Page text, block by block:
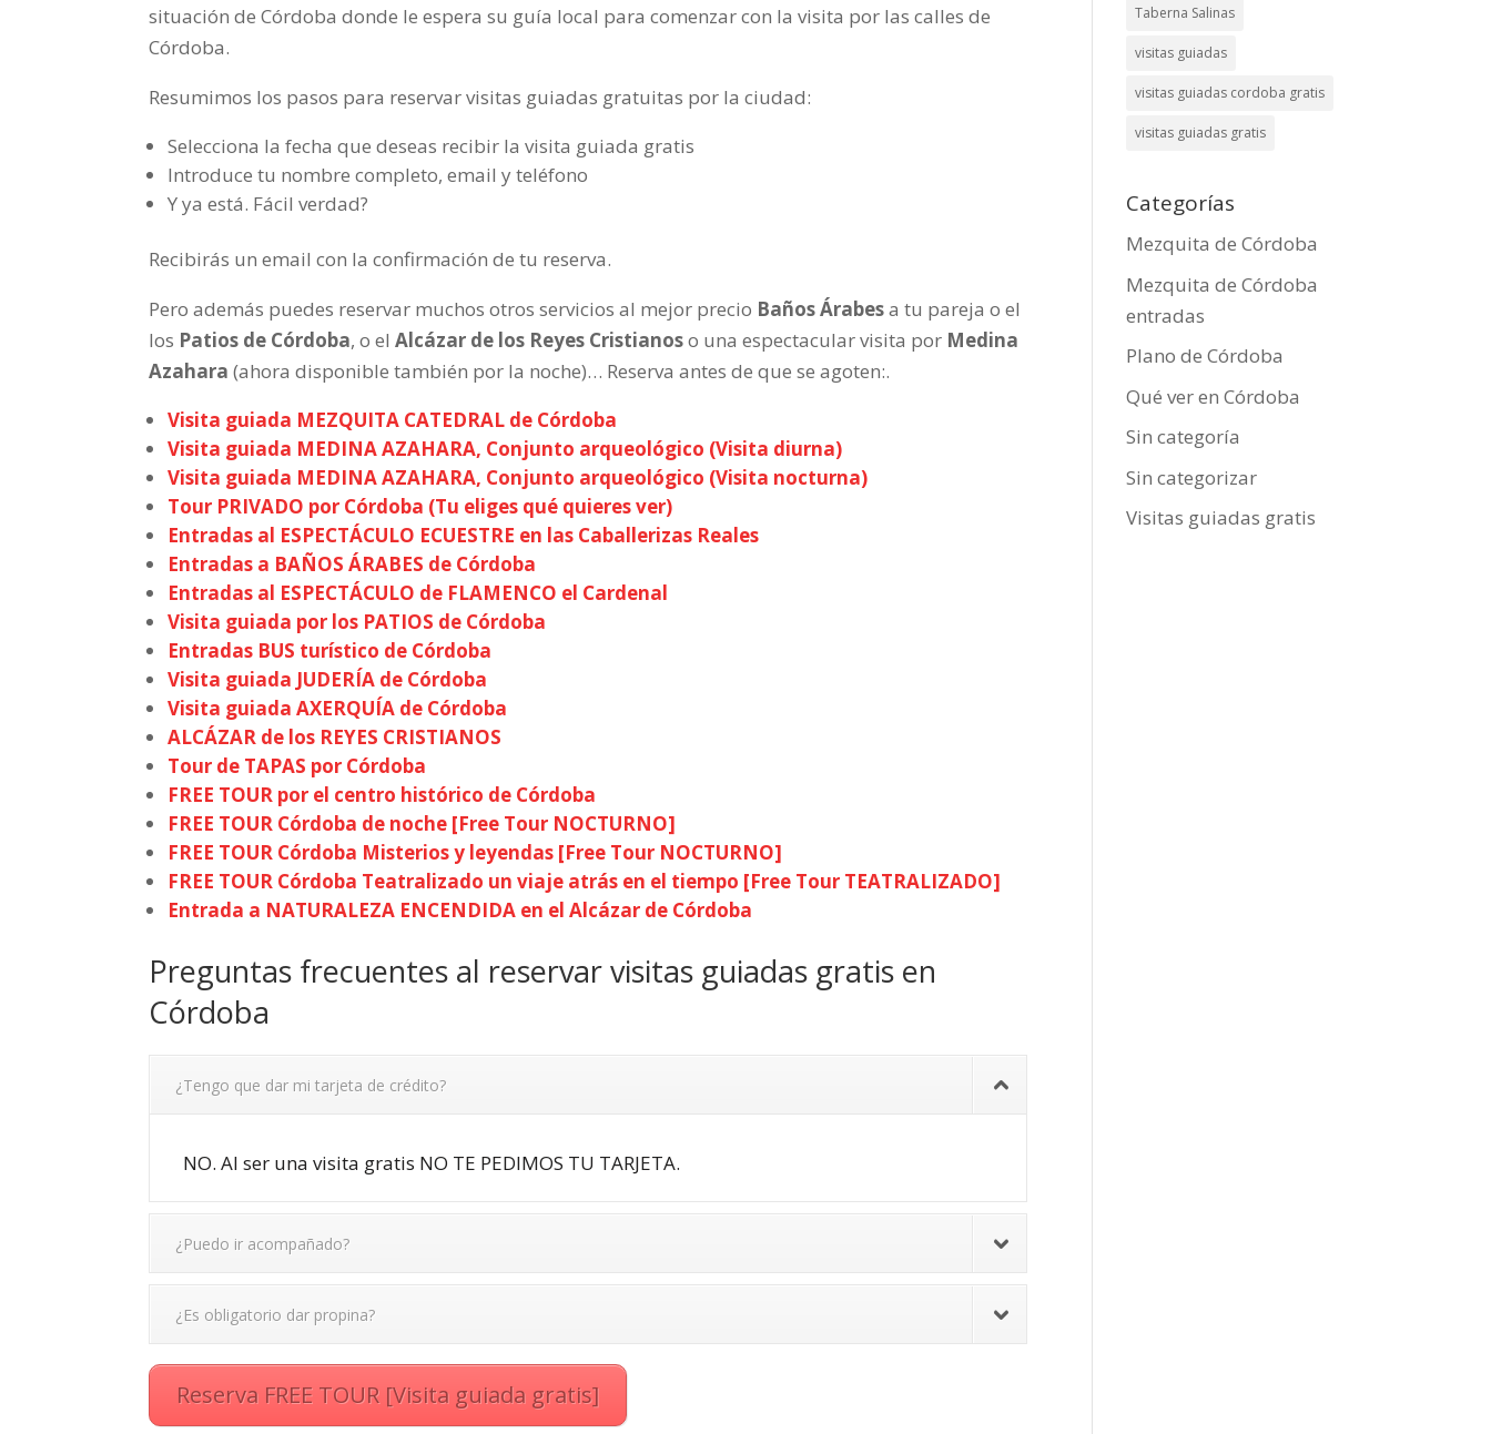
situación de Córdoba donde le espera su guía local para comenzar con la visita por las calles de
Córdoba.
Resumimos los pasos para reservar visitas guiadas gratuitas por la ciudad:
Selecciona la fecha que deseas recibir la visita guiada gratis
Introduce tu nombre completo, email y teléfono
Y ya está. Fácil verdad?
Recibirás un email con la confirmación de tu reserva.
Pero además puedes reservar muchos otros servicios al mejor precio Baños Árabesa tu pareja o el
los Patios de Córdoba, o elAlcázar de los Reyes Cristianoso una espectacular visita por Medina
Azahara (ahora disponible también por la noche)… Reserva antes de que se agoten:.
Visita guiada MEZQUITA CATEDRAL de Córdoba
Visita guiada MEDINA AZAHARA, Conjunto arqueológico (Visita diurna)
Visita guiada MEDINA AZAHARA, Conjunto arqueológico (Visita nocturna)
Tour PRIVADO por Córdoba (Tu eliges qué quieres ver)
Entradas al ESPECTÁCULO ECUESTRE en las Caballerizas Reales
Entradas a BAÑOS ÁRABES de Córdoba
Entradas al ESPECTÁCULO de FLAMENCO el Cardenal
Visita guiada por los PATIOS de Córdoba
Entradas BUS turístico de Córdoba
Visita guiada JUDERÍA de Córdoba
Visita guiada AXERQUÍA de Córdoba
ALCÁZAR de los REYES CRISTIANOS
Tour de TAPAS por Córdoba
FREE TOUR por el centro histórico de Córdoba
FREE TOUR Córdoba de noche [Free Tour NOCTURNO]
FREE TOUR Córdoba Misterios y leyendas [Free Tour NOCTURNO]
FREE TOUR Córdoba Teatralizado un viaje atrás en el tiempo [Free Tour TEATRALIZADO]
Entrada a NATURALEZA ENCENDIDA en el Alcázar de Córdoba
Preguntas frecuentes al reservar visitas guiadas gratis en
Córdoba
¿Tengo que dar mi tarjeta de crédito?
NO. Al ser una visita gratis NO TE PEDIMOS TU TARJETA.
¿Puedo ir acompañado?
¿Es obligatorio dar propina?
Reserva FREE TOUR [Visita guiada gratis]
Taberna Salinas
visitas guiadas
visitas guiadas cordoba gratis
visitas guiadas gratis
Categorías
Mezquita de Córdoba
Mezquita de Córdoba
entradas
Plano de Córdoba
Qué ver en Córdoba
Sin categoría
Sin categorizar
Visitas guiadas gratis